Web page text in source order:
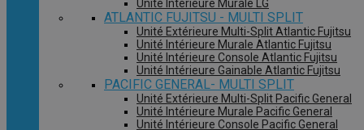
Unité Intérieure Murale LG
ATLANTIC FUJITSU - MULTI SPLIT
Unité Extérieure Multi-Split Atlantic Fujitsu
Unité Intérieure Murale Atlantic Fujitsu
Unité Intérieure Console Atlantic Fujitsu
Unité Intérieure Gainable Atlantic Fujitsu
PACIFIC GENERAL- MULTI SPLIT
Unité Extérieure Multi-Split Pacific General
Unité Intérieure Murale Pacific General
Unité Intérieure Console Pacific General